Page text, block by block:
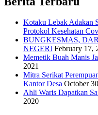
Kotaku Lebak Adakan
Protokol Kesehatan
BUNGKESMAS,
NEGERI February 17,
Memetik Buah Manis
2021
Mitra Serikat
Kantor Desa October
Ahli Waris Dapatkan
2020